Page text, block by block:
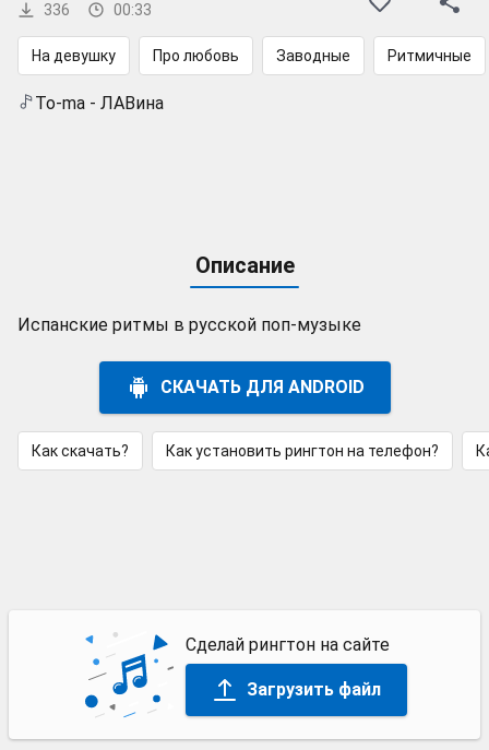
336 00:33
На девушку Про любовь Заводные Ритмичные
To-ma - ЛАВина
Описание
Испанские ритмы в русской поп-музыке
СКАЧАТЬ ДЛЯ ANDROID
Как скачать? Как установить рингтон на телефон?
Сделай рингтон на сайте
Загрузить файл